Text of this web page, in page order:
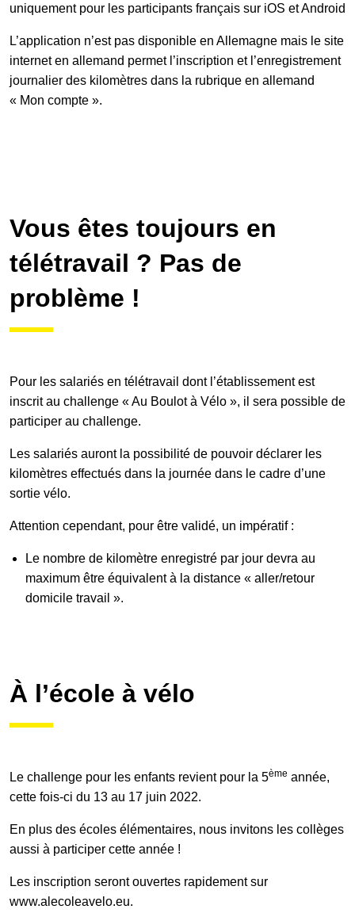
uniquement pour les participants français sur iOS et Android
L’application n’est pas disponible en Allemagne mais le site
internet en allemand permet l’inscription et l’enregistrement
journalier des kilomètres dans la rubrique en allemand
« Mon compte ».
Vous êtes toujours en
télétravail ? Pas de
problème !
Pour les salariés en télétravail dont l’établissement est
inscrit au challenge « Au Boulot à Vélo », il sera possible de
participer au challenge.
Les salariés auront la possibilité de pouvoir déclarer les
kilomètres effectués dans la journée dans le cadre d’une
sortie vélo.
Attention cependant, pour être validé, un impératif :
Le nombre de kilomètre enregistré par jour devra au
maximum être équivalent à la distance « aller/retour
domicile travail ».
À l’école à vélo
Le challenge pour les enfants revient pour la 5ème année,
cette fois-ci du 13 au 17 juin 2022.
En plus des écoles élémentaires, nous invitons les collèges
aussi à participer cette année !
Les inscription seront ouvertes rapidement sur
www.alecoleavelo.eu.